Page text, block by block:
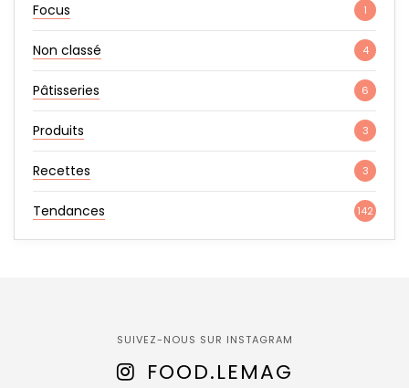
Focus 1
Non classé 4
Pâtisseries 6
Produits 3
Recettes 3
Tendances 142
SUIVEZ-NOUS SUR INSTAGRAM
FOOD.LEMAG